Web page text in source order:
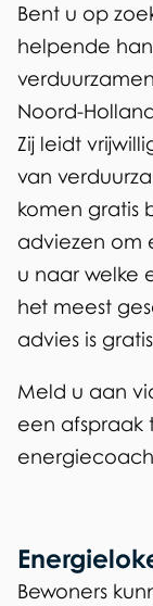
n
w
o
n
e
Bent u op
helpende
Noord-
Zij leidt
van
komen gratis
adviezen om
u naar welke
het meest
advies is
Meld u aan
een afspraak
Bewoners